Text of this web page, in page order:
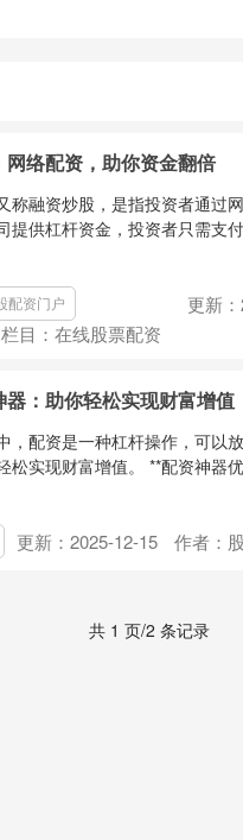
网络配资，助你资金翻倍
称融资炒股，是指投资者通过
提供杠杆资金，投资者只需支
配资门户 更新
栏目： 在线股票配资
器：助你轻松实现财富增值
，配资是一种杠杆操作，可以
松实现财富增值。 **配资神器
更新：2025-12-15 作者：
共 1 页/2 条记录